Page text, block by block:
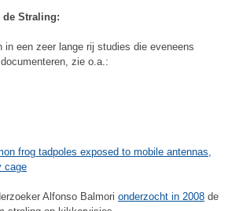
de Straling:
in een zeer lange rij studies die eveneens
zie o.a.:
frog tadpoles exposed to mobile antennas,
cage
Alfonso Balmori onderzocht in 2008 de